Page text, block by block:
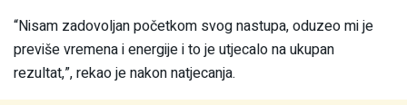
“Nisam zadovoljan početkom svog nastupa, oduzeo mi je
previše vremena i energije i to je utjecalo na ukupan
rezultat,”, rekao je nakon natjecanja.